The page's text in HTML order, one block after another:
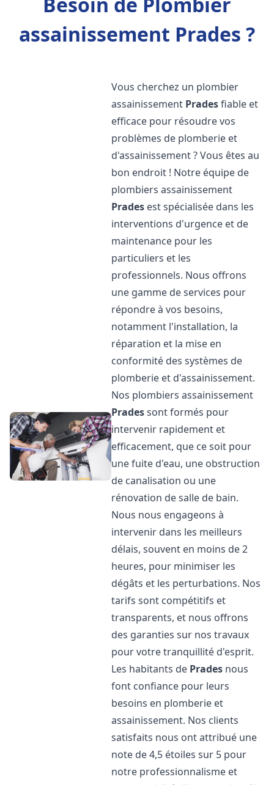
assainissement Prades ?
Vous cherchez un plombier
assainissement Pradesfiable et
efficace pour résoudre vos
problèmes de plomberie et
d'assainissement ? Vous êtes au
bon endroit ! Notre équipe de
plombiers assainissement
Prades est spécialisée dans les
interventions d'urgence et de
maintenance pour les
particuliers et les
professionnels. Nous offrons
une gamme de services pour
répondre à vos besoins,
notamment l'installation, la
réparation et la mise en
conformité des systèmes de
plomberie et d'assainissement.
Nos plombiers assainissement
Pradessont formés pour
intervenir rapidement et
efficacement, que ce soit pour
une fuite d'eau, une obstruction
de canalisation ou une
rénovation de salle de bain.
Nous nous engageons à
intervenir dans les meilleurs
délais, souvent en moins de 2
heures, pour minimiser les
dégâts et les perturbations. Nos
tarifs sont compétitifs et
transparents, et nous offrons
des garanties sur nos travaux
pour votre tranquillité d'esprit.
Les habitants de Prades nous
font confiance pour leurs
besoins en plomberie et
assainissement. Nos clients
satisfaits nous ont attribué une
note de 4,5 étoiles sur 5 pour
notre professionnalisme et